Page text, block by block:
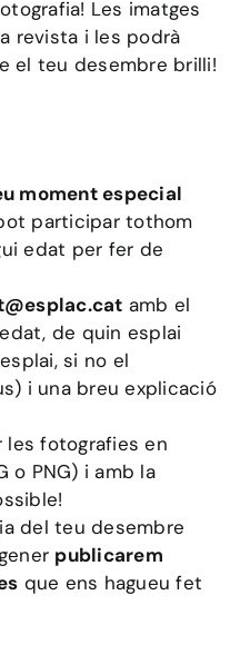
Les imatges
revista i les podrà
el teu desembre brilli!
moment especial
participar tothom
edat per fer de
amb el
de quin esplai
si no el
i una breu explicació
les fotografies en
o PNG) i amb la
del teu desembre
publicarem
que ens hagueu fet